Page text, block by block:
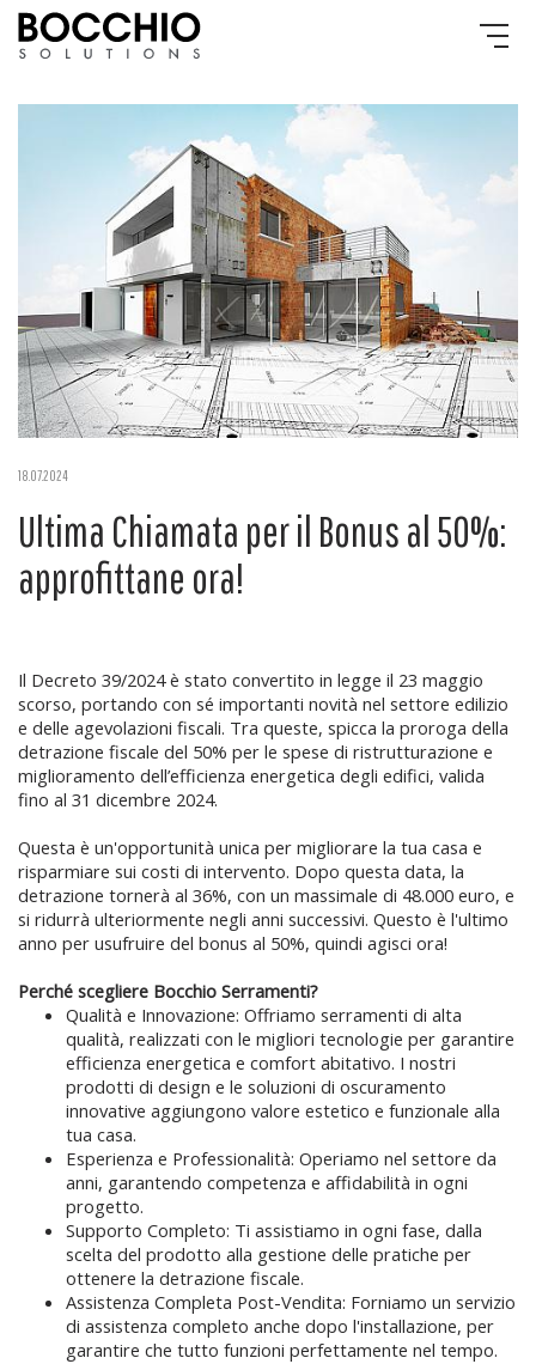
18.07.2024
Ultima Chiamata per il Bonus al 50%:
approfittane ora!
Il Decreto 39/2024 è stato convertito in legge il 23 maggio
scorso, portando con sé importanti novità nel settore edilizio
e delle agevolazioni fiscali. Tra queste, spicca la proroga della
detrazione fiscale del 50% per le spese di ristrutturazione e
miglioramento dell’efficienza energetica degli edifici, valida
fino al 31 dicembre 2024.
Questa è un'opportunità unica per migliorare la tua casa e
risparmiare sui costi di intervento. Dopo questa data, la
detrazione tornerà al 36%, con un massimale di 48.000 euro, e
si ridurrà ulteriormente negli anni successivi. Questo è l'ultimo
anno per usufruire del bonus al 50%, quindi agisci ora!
Perché scegliere Bocchio Serramenti?
Qualità e Innovazione: Offriamo serramenti di alta
qualità, realizzati con le migliori tecnologie per garantire
efficienza energetica e comfort abitativo. I nostri
prodotti di design e le soluzioni di oscuramento
innovative aggiungono valore estetico e funzionale alla
tua casa.
Esperienza e Professionalità: Operiamo nel settore da
anni, garantendo competenza e affidabilità in ogni
progetto.
Supporto Completo: Ti assistiamo in ogni fase, dalla
scelta del prodotto alla gestione delle pratiche per
ottenere la detrazione fiscale.
Assistenza Completa Post-Vendita: Forniamo un servizio
di assistenza completo anche dopo l'installazione, per
garantire che tutto funzioni perfettamente nel tempo.